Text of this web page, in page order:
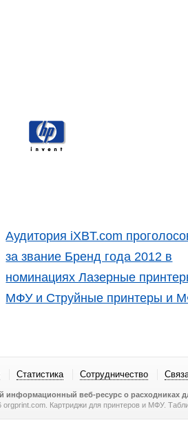
Аудитория iXBT.com
за звание Бренд года 2012 в
номинациях Лазерные
МФУ и Струйные принтеры и
Статистика Сотрудничество
информационный веб-ресурс о расходниках
orgprint.com. Картриджи для принтеров и МФУ.